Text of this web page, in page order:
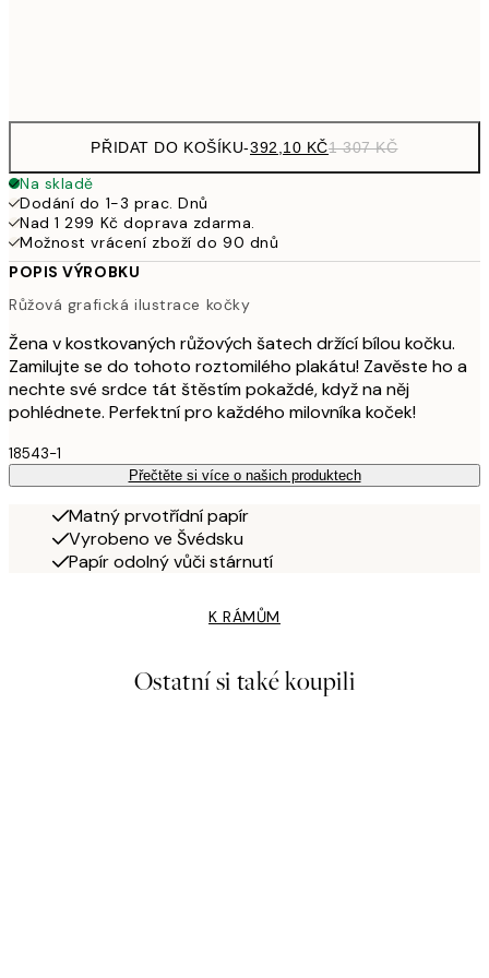
PŘIDAT DO KOŠÍKU-392,10 KČ1 307 KČ
Na skladě
Dodání do 1-3 prac. Dnů
Nad 1 299 Kč doprava zdarma.
Možnost vrácení zboží do 90 dnů
POPIS VÝROBKU
Růžová grafická ilustrace kočky
Žena v kostkovaných růžových šatech držící bílou kočku.
Zamilujte se do tohoto roztomilého plakátu! Zavěste ho a
nechte své srdce tát štěstím pokaždé, když na něj
pohlédnete. Perfektní pro každého milovníka koček!
18543-1
Přečtěte si více o našich produktech
Matný prvotřídní papír
Vyrobeno ve Švédsku
Papír odolný vůči stárnutí
K RÁMŮM
Ostatní si také koupili